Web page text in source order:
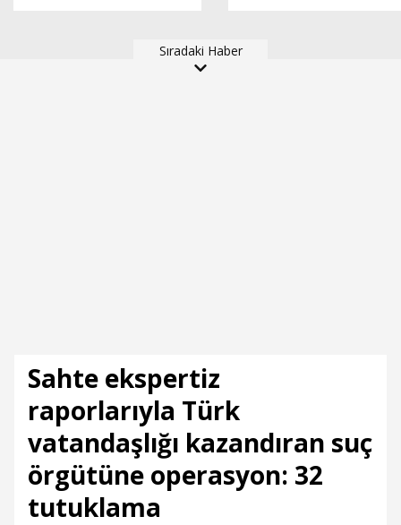
Sıradaki Haber
Sahte ekspertiz
raporlarıyla Türk
vatandaşlığı kazandıran suç
örgütüne operasyon: 32
tutuklama